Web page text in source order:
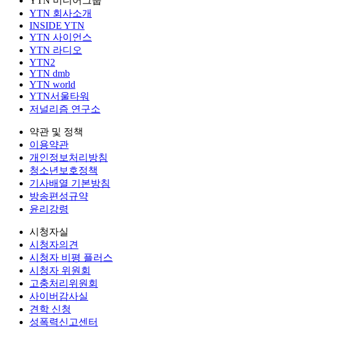
YTN 회사소개
INSIDE YTN
YTN 사이언스
YTN 라디오
YTN2
YTN dmb
YTN world
YTN서울타워
저널리즘 연구소
약관 및 정책
이용약관
개인정보처리방침
청소년보호정책
기사배열 기본방침
방송편성규약
윤리강령
시청자실
시청자의견
시청자 비평 플러스
시청자 위원회
고충처리위원회
사이버감사실
견학 신청
성폭력신고센터